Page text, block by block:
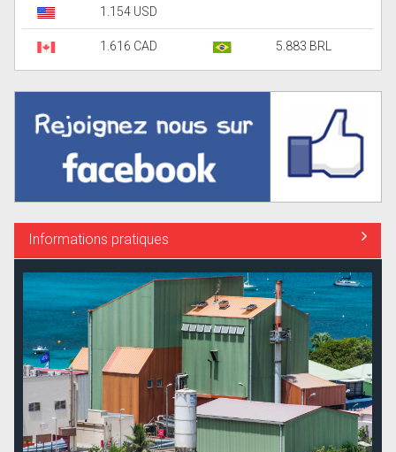
1.154 USD
1.616 CAD 5.883 BRL
Informations pratiques